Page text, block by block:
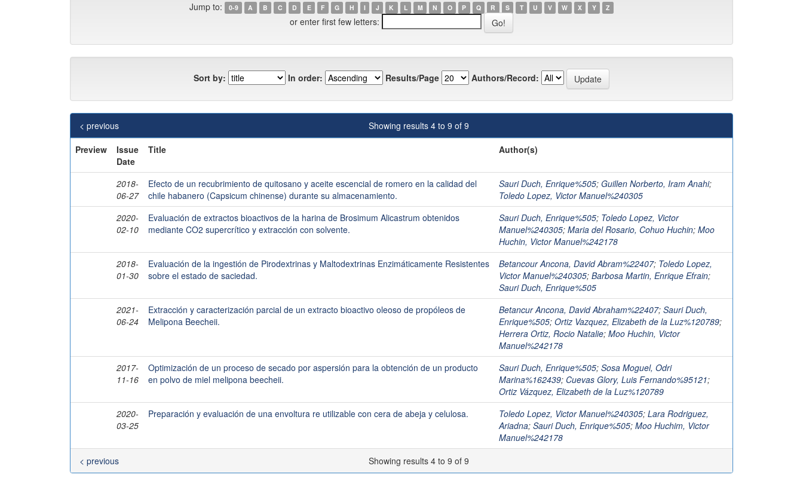
Jump to: 0-9 A B C D E F G H I J K L M N O P Q R S T U V W X Y Z
or enter first few letters:
Sort by: In order: Results/Page Authors/Record:
Showing results 4 to 9 of 9
< previous
Preview
Issue
Date
Title Author(s)
2018-
06-27
Efecto de un recubrimiento de quitosano y aceite escencial de romero en la calidad del
chile habanero (Capsicum chinense) durante su almacenamiento.
Sauri Duch, Enrique%505; Guillen Norberto, Iram Anahi;
Toledo Lopez, Victor Manuel%240305
2020-
02-10
Evaluación de extractos bioactivos de la harina de Brosimum Alicastrum obtenidos
mediante CO2 supercrítico y extracción con solvente.
Sauri Duch, Enrique%505; Toledo Lopez, Victor
Manuel%240305; Maria del Rosario, Cohuo Huchin; Moo
Huchin, Victor Manuel%242178
2018-
01-30
Evaluación de la ingestión de Pirodextrinas y Maltodextrinas Enzimáticamente Resistentes
sobre el estado de saciedad.
Betancour Ancona, David Abram%22407; Toledo Lopez,
Victor Manuel%240305; Barbosa Martin, Enrique Efrain;
Sauri Duch, Enrique%505
2021-
06-24
Extracción y caracterización parcial de un extracto bioactivo oleoso de propóleos de
Melipona Beecheii.
Betancur Ancona, David Abraham%22407; Sauri Duch,
Enrique%505; Ortiz Vazquez, Elizabeth de la Luz%120789;
Herrera Ortiz, Rocio Natalie; Moo Huchin, Victor
Manuel%242178
2017-
11-16
Optimización de un proceso de secado por aspersión para la obtención de un producto
en polvo de miel melipona beecheii.
Sauri Duch, Enrique%505; Sosa Moguel, Odri
Marina%162439; Cuevas Glory, Luis Fernando%95121;
Ortiz Vázquez, Elizabeth de la Luz%120789
2020-
03-25
Preparación y evaluación de una envoltura re utilizable con cera de abeja y celulosa. Toledo Lopez, Victor Manuel%240305; Lara Rodriguez,
Ariadna; Sauri Duch, Enrique%505; Moo Huchim, Victor
Manuel%242178
Showing results 4 to 9 of 9
< previous